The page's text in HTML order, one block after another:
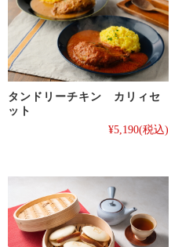
タンドリーチキン カリィセ
ット
¥5,190(税込)